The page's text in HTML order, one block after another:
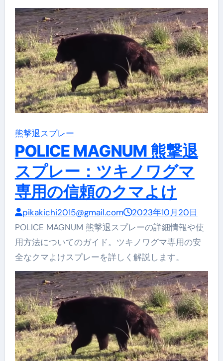
熊撃退スプレー
POLICE MAGNUM 熊撃退
スプレー：ツキノワグマ
専用の信頼のクマよけ
pikakichi2015@gmail.com
2023年10月20日
POLICE MAGNUM 熊撃退スプレーの詳細情報や使
用方法についてのガイド。ツキノワグマ専用の安
全なクマよけスプレーを詳しく解説します。